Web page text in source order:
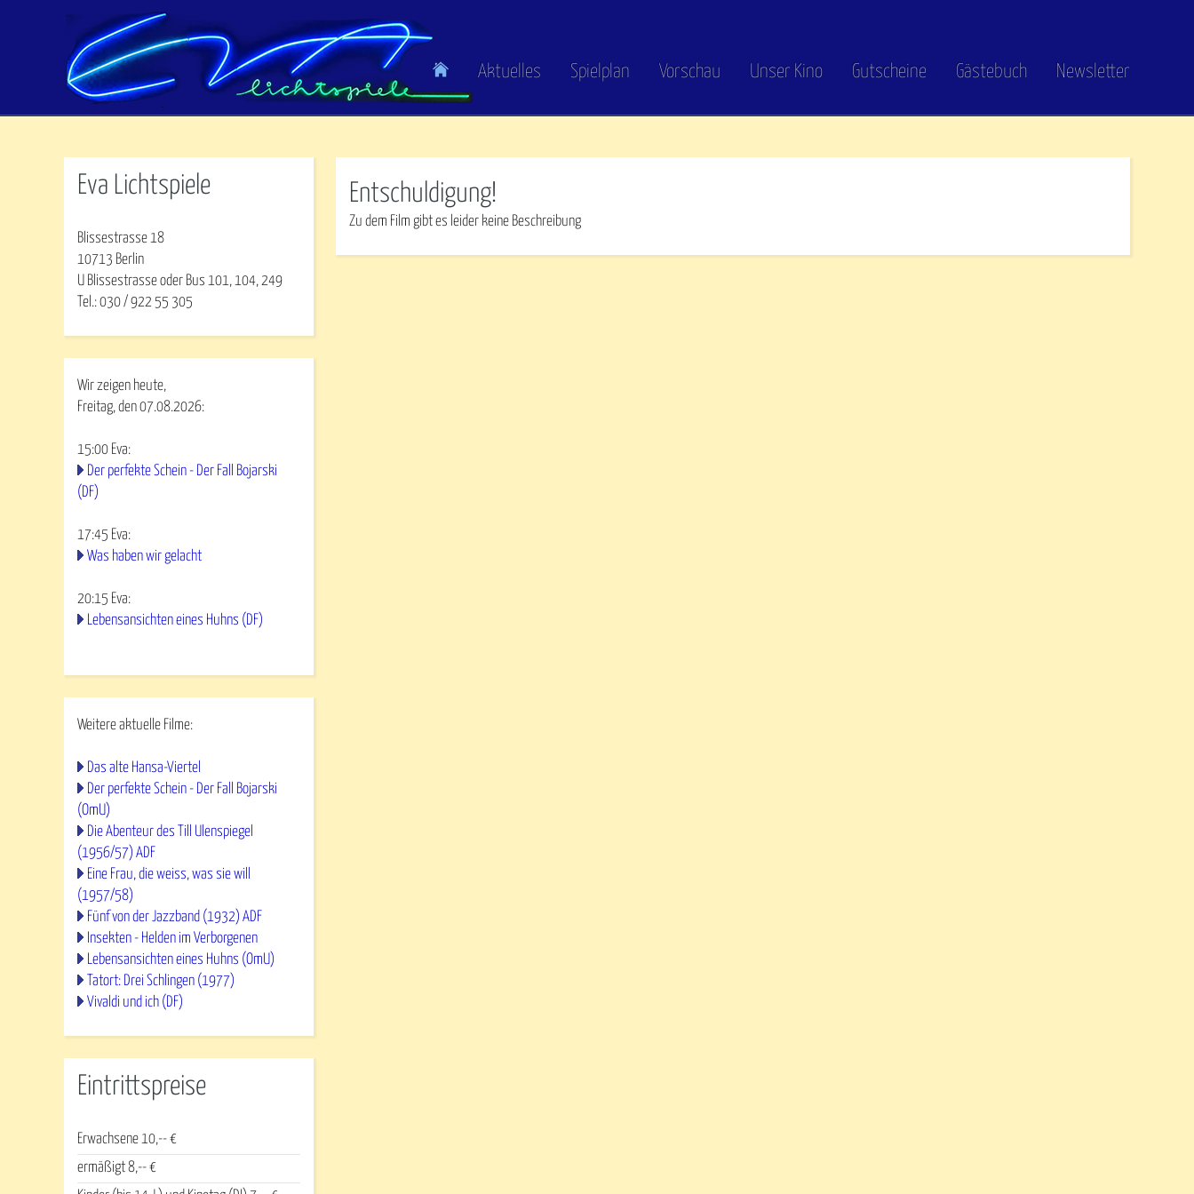
Aktuelles Spielplan Vorschau Unser Kino Gutscheine Gästebuch Newsletter
Eva Lichtspiele
Blissestrasse 18
10713 Berlin
U Blissestrasse oder Bus 101, 104, 249
Tel.: 030 / 922 55 305
Wir zeigen heute,
Freitag, den 07.08.2026:
15:00 Eva:
Der perfekte Schein - Der Fall Bojarski
(DF)
17:45 Eva:
Was haben wir gelacht
20:15 Eva:
Lebensansichten eines Huhns (DF)
Weitere aktuelle Filme:
Das alte Hansa-Viertel
Der perfekte Schein - Der Fall Bojarski
(OmU)
Die Abenteur des Till Ulenspiegel
(1956/57) ADF
Eine Frau, die weiss, was sie will
(1957/58)
Fünf von der Jazzband (1932) ADF
Insekten - Helden im Verborgenen
Lebensansichten eines Huhns (OmU)
Tatort: Drei Schlingen (1977)
Vivaldi und ich (DF)
Eintrittspreise
Erwachsene 10,-- €
ermäßigt 8,-- €
Entschuldigung!
Zu dem Film gibt es leider keine Beschreibung